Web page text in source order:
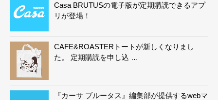
Casa BRUTUSの電子版が定期購読できるアプ
リが登場！
CAFE&ROASTERトートが新しくなりまし
た。 定期購読を申し込 …
『カーサ ブルータス』編集部が提供するwebマ